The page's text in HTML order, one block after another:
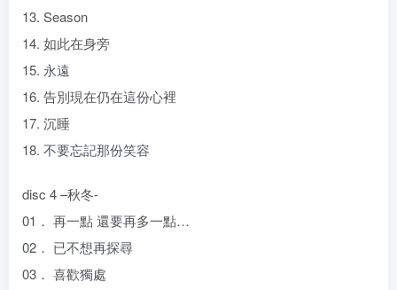
13. Season
14. 如此在身旁
15. 永遠
16. 告別現在仍在這份心裡
17. 沉睡
18. 不要忘記那份笑容
disc 4 –秋冬-
01． 再一點 還要再多一點…
02． 已不想再探尋
03． 喜歡獨處